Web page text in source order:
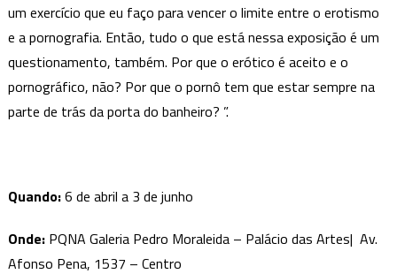
um exercício que eu faço para vencer o limite entre o erotismo
e a pornografia. Então, tudo o que está nessa exposição é um
questionamento, também. Por que o erótico é aceito e o
pornográfico, não? Por que o pornô tem que estar sempre na
parte de trás da porta do banheiro? ”.
Quando:6 de abril a 3 de junho
Onde:PQNA Galeria Pedro Moraleida – Palácio das Artes| Av.
Afonso Pena, 1537 – Centro